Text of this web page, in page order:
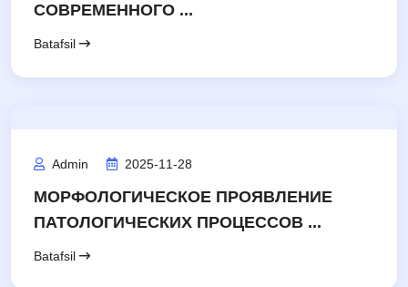
СОВРЕМЕННОГО ...
Batafsil
Admin 2025-11-28
МОРФОЛОГИЧЕСКОЕ ПРОЯВЛЕНИЕ
ПАТОЛОГИЧЕСКИХ ПРОЦЕССОВ ...
Batafsil